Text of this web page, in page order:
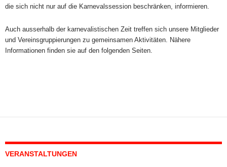
die sich nicht nur auf die Karnevalssession beschränken, informieren.
Auch ausserhalb der karnevalistischen Zeit treffen sich unsere Mitglieder
und Vereinsgruppierungen zu gemeinsamen Aktivitäten. Nähere
Informationen finden sie auf den folgenden Seiten.
VERANSTALTUNGEN